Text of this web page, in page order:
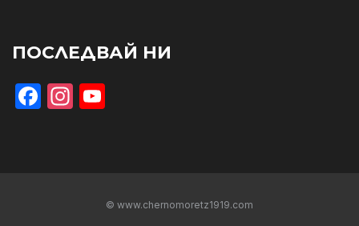
ПОСЛЕДВАЙ НИ
Facebook
Instagram
© www.chernomoretz1919.com